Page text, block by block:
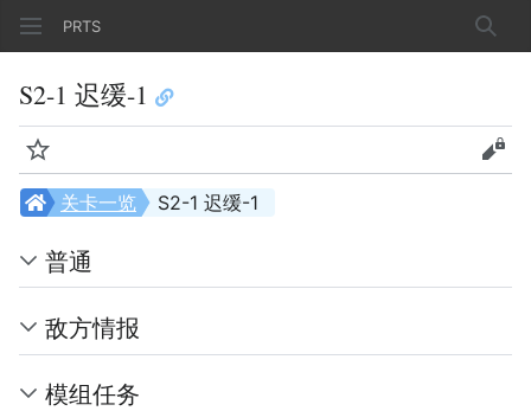
PRTS 搜索
S2-1 迟缓-1
监视 查看
S2-1 迟缓-1
关卡一览
普通
敌方情报
模组任务